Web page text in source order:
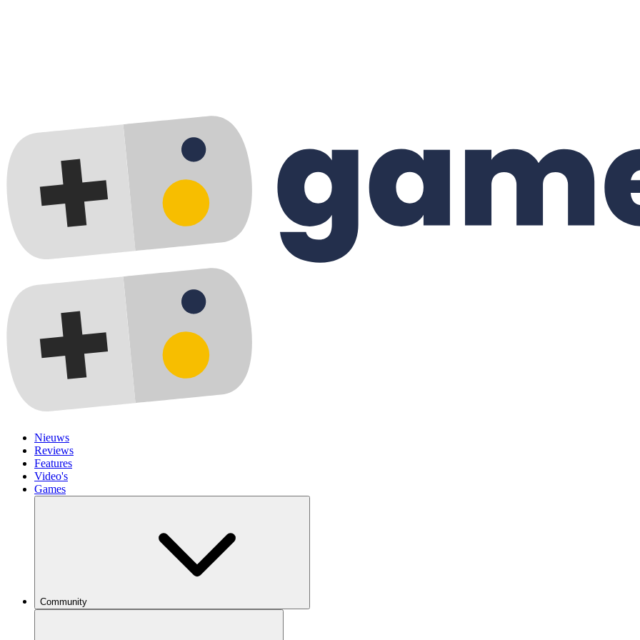
Nieuws
Reviews
Features
Video's
Games
Community